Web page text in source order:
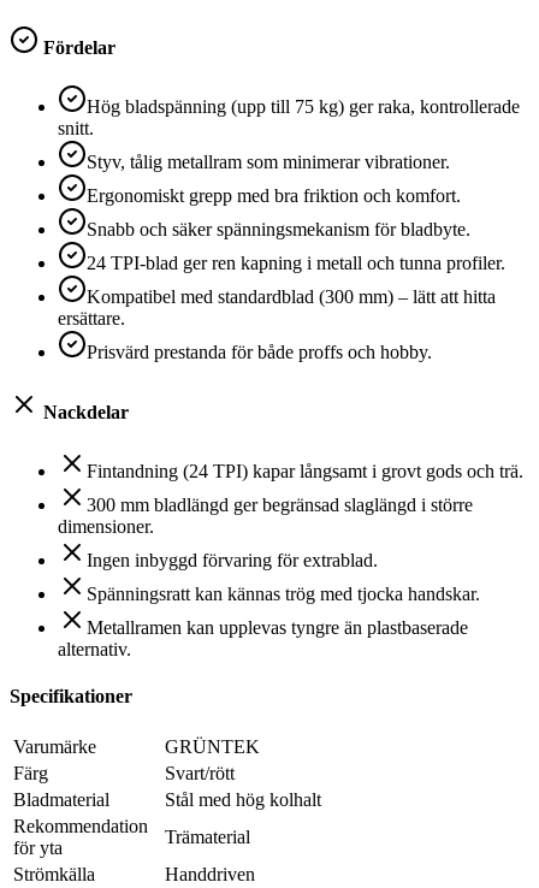
Fördelar
Hög bladspänning (upp till 75 kg) ger raka, kontrollerade
snitt.
Styv, tålig metallram som minimerar vibrationer.
Ergonomiskt grepp med bra friktion och komfort.
Snabb och säker spänningsmekanism för bladbyte.
24 TPI-blad ger ren kapning i metall och tunna profiler.
Kompatibel med standardblad (300 mm) – lätt att hitta
ersättare.
Prisvärd prestanda för både proffs och hobby.
Nackdelar
Fintandning (24 TPI) kapar långsamt i grovt gods och trä.
300 mm bladlängd ger begränsad slaglängd i större
dimensioner.
Ingen inbyggd förvaring för extrablad.
Spänningsratt kan kännas trög med tjocka handskar.
Metallramen kan upplevas tyngre än plastbaserade
alternativ.
Specifikationer
Varumärke
GRÜNTEK
Färg
Svart/rött
Bladmaterial
Stål med hög kolhalt
Rekommendation
för yta
Trämaterial
Strömkälla
Handdriven